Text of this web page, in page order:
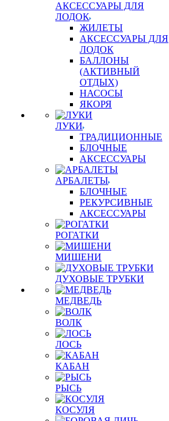
АКСЕССУАРЫ ДЛЯ
ЛОДОК
ЖИЛЕТЫ
АКСЕССУАРЫ ДЛЯ
ЛОДОК
БАЛЛОНЫ
(АКТИВНЫЙ
ОТДЫХ)
НАСОСЫ
ЯКОРЯ
ЛУКИ
ТРАДИЦИОННЫЕ
БЛОЧНЫЕ
АКСЕССУАРЫ
АРБАЛЕТЫ
БЛОЧНЫЕ
РЕКУРСИВНЫЕ
АКСЕССУАРЫ
РОГАТКИ
МИШЕНИ
ДУХОВЫЕ ТРУБКИ
МЕДВЕДЬ
ВОЛК
ЛОСЬ
КАБАН
РЫСЬ
КОСУЛЯ